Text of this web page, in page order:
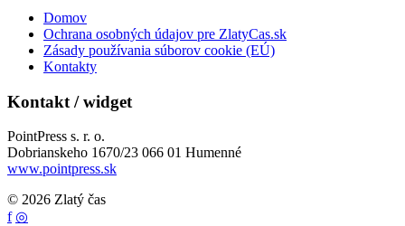
Domov
Ochrana osobných údajov pre ZlatyCas.sk
Zásady používania súborov cookie (EÚ)
Kontakty
Kontakt / widget
PointPress s. r. o.
Dobrianskeho 1670/23 066 01 Humenné
www.pointpress.sk
© 2026 Zlatý čas
f ◎